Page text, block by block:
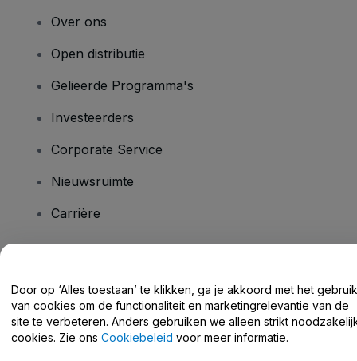
Over ons
Open distributie
Gelieerde Programma's
Investeerders
Corporate Service
Nieuwsruimte
Carrière
Helpcentrum / Neem Contact Met Ons Op
Door op ‘Alles toestaan’ te klikken, ga je akkoord met het gebruik
van cookies om de functionaliteit en marketingrelevantie van de
site te verbeteren. Anders gebruiken we alleen strikt
cookies. Zie ons Cookiebeleid voor meer informatie.